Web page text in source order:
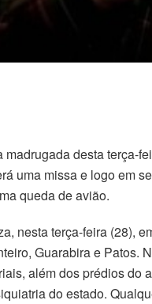
desta terça-
uma missa e logo em
queda de avião.
nesta terça-feira (28),
Guarabira e Patos.
além dos prédios
do estado.